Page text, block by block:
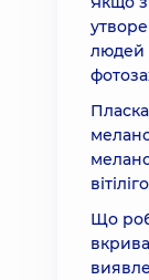
людей
Що